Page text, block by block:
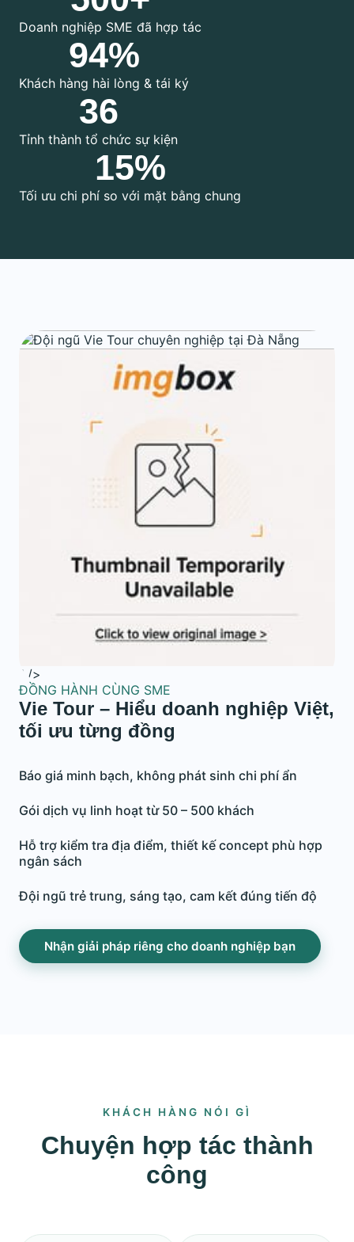
Doanh nghiệp SME đã hợp tác
94%
Khách hàng hài lòng & tái ký
36
Tỉnh thành tổ chức sự kiện
15%
Tối ưu chi phí so với mặt bằng chung
" />
ĐỒNG HÀNH CÙNG SME
Vie Tour – Hiểu doanh nghiệp Việt,
tối ưu từng đồng
Báo giá minh bạch, không phát sinh chi phí ẩn
Gói dịch vụ linh hoạt từ 50 – 500 khách
Hỗ trợ kiểm tra địa điểm, thiết kế concept phù hợp
ngân sách
Đội ngũ trẻ trung, sáng tạo, cam kết đúng tiến độ
Nhận giải pháp riêng cho doanh nghiệp bạn
KHÁCH HÀNG NÓI GÌ
Chuyện hợp tác thành
công